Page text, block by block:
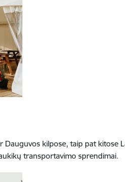
kilpose, taip pat kitose
transportavimo sprendimai.